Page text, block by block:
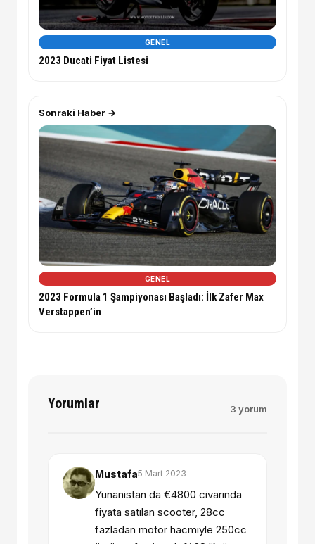
GENEL
2023 Ducati Fiyat Listesi
Sonraki Haber →
GENEL
2023 Formula 1 Şampiyonası Başladı: İlk Zafer Max
Verstappen’in
Yorumlar 3 yorum
Mustafa5 Mart 2023
Yunanistan da €4800 civarında
fiyata satılan scooter, 28cc
fazladan motor hacmiyle 250cc